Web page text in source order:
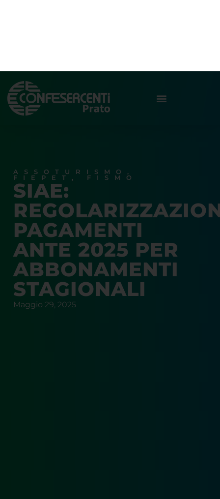
ASSOTURISMO ,
FIEPET , FISMO
SIAE:
PAGAMENTI
ANTE 2025 PER
ABBONAMENTI
STAGIONALI
Maggio 29, 2025